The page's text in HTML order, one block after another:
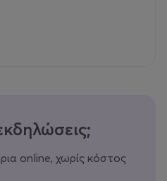
online, χωρίς κόστος